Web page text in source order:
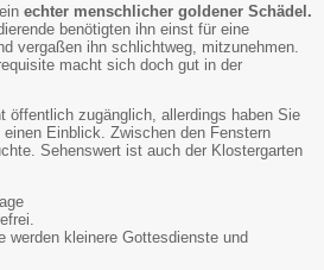
echter menschlicher goldener Schädel.
benötigten ihn einst für eine
vergaßen ihn schlichtweg, mitzunehmen.
macht sich doch gut in der
öffentlich zugänglich, allerdings haben Sie
Einblick. Zwischen den Fenstern
Sehenswert ist auch der Klostergarten
werden kleinere Gottesdienste und